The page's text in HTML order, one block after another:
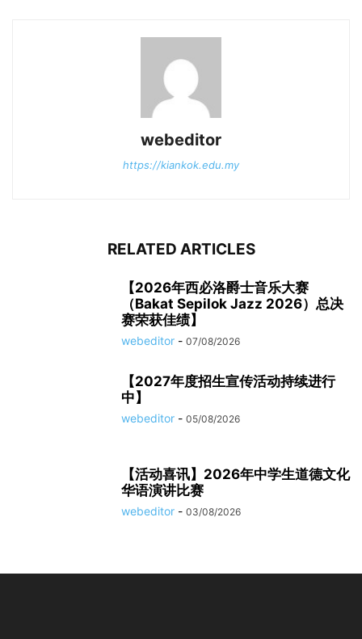
webeditor
https://kiankok.edu.my
RELATED ARTICLES
【2026年西必洛爵士音乐大赛
（Bakat Sepilok Jazz 2026）总决
赛荣获佳绩】
webeditor - 07/08/2026
【2027年度招生宣传活动持续进行
中】
webeditor - 05/08/2026
【活动喜讯】2026年中学生道德文化
华语演讲比赛
webeditor - 03/08/2026